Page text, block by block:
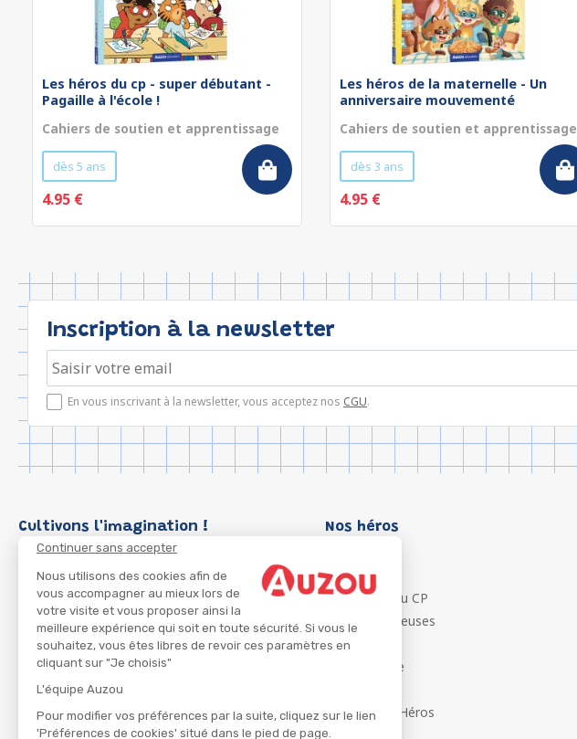
Continuer sans accepter
Nous utilisons des cookies afin de
vous accompagner au mieux lors de
votre visite et vous proposer ainsi la
meilleure expérience qui soit en toute sécurité. Si vous le
souhaitez, vous êtes libres de revoir ces paramètres en
cliquant sur "Je choisis"
L'équipe Auzou
Pour modifier vos préférences par la suite, cliquez sur le lien
'Préférences de cookies' situé dans le pied de page.
Les héros du cp - super débutant -
Pagaille à l'école !
Cahiers de soutien et apprentissage
dès 5 ans
4.95 €
Les héros de la maternelle - Un
anniversaire mouvementé
Cahiers de soutien et apprentissage
dès 3 ans
4.95 €
Inscription à la newsletter
En vous inscrivant à la newsletter, vous acceptez nos CGU.
Cultivons l'imagination ! Nos héros
P'tit Loup
Les Héros du CP
Les Influenceuses
Migali
Petite Taupe
Ma Boîte à Héros